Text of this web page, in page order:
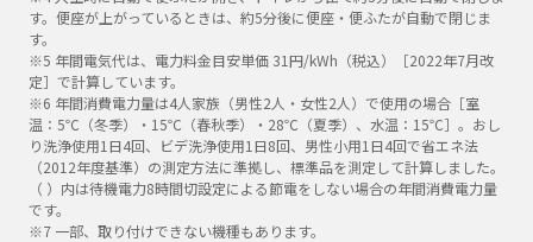
す。便座が上がっているときは、約5分後に便座・便ふたが自動で閉じま
す。
※5 年間電気代は、電力料金目安単価 31円/kWh（税込）［2022年7月改
定］で計算しています。
※6 年間消費電力量は4人家族（男性2人・女性2人）で使用の場合［室
温：5℃（冬季）・15℃（春秋季）・28℃（夏季）、水温：15℃］。おし
り洗浄使用1日4回、ビデ洗浄使用1日8回、男性小用1日4回で省エネ法
（2012年度基準）の測定方法に準拠し、標準品を測定して計算しました。
（ ）内は待機電力8時間切設定による節電をしない場合の年間消費電力量
です。
※7 一部、取り付けできない機種もあります。